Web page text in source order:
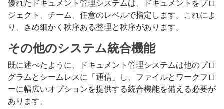
優れたドキュメント管理システムは、ドキュメントをプロ
ジェクト、チーム、任意のレベルで指定します。これによ
り、きめ細かく秩序ある整理と秩序があります。
その他のシステム統合機能
既に述べたように、ドキュメント管理システムは他のプロ
グラムとシームレスに「通信」し、ファイルとワークフロ
ーに幅広いオプションを提供する統合機能を備える必要が
あります。